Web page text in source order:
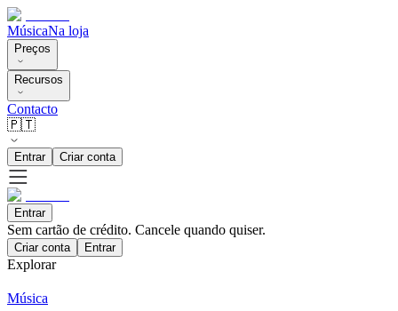
MúsicaNa loja
Preços
Recursos
Contacto
🇵🇹
Entrar Criar conta
Entrar
Sem cartão de crédito. Cancele quando quiser.
Criar conta Entrar
Explorar
Música